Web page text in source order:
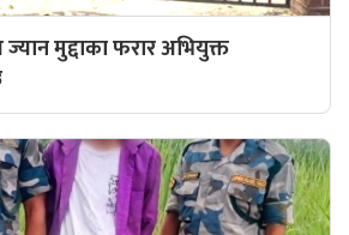
मुद्दाका फरार अभियुक्त